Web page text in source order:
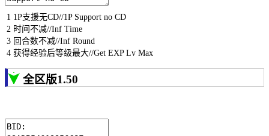
1
2
3
4
1P支援无CD//1P Support no CD
时间不减//Inf Time
回合数不减//Inf Round
获得经验后等级最大//Get EXP Lv Max
全区版1.50